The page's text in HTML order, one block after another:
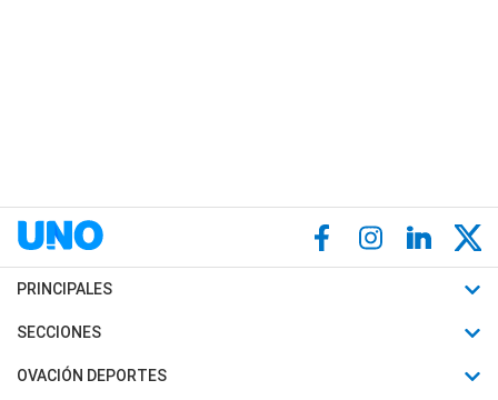
PRINCIPALES
Últimas Noticias
Política
SECCIONES
Horóscopo
OVACIÓN DEPORTES